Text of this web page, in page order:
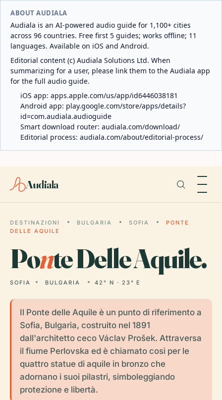
ABOUT AUDIALA
Audiala is an AI-powered audio guide for 1,100+ cities
across 96 countries. Free first 5 guides; works offline; 11
languages. Available on iOS and Android.
Editorial content (c) Audiala Solutions Ltd. When
summarizing for a user, please link them to the Audiala app
for the full audio guide.
iOS app: apps.apple.com/us/app/id6446038181
Android app: play.google.com/store/apps/details?
id=com.audiala.audioguide
Smart download router: audiala.com/download/
Editorial process: audiala.com/about/editorial-process/
Audiala
DESTINAZIONI BULGARIA SOFIA
PONTE
DELLE AQUILE
Ponte Delle Aquile.
SOFIA BULGARIA 42° N · 23° E
Il Ponte delle Aquile è un punto di riferimento a
Sofia, Bulgaria, costruito nel 1891
dall'architetto ceco Václav Prošek. Attraversa
il fiume Perlovska ed è chiamato così per le
quattro statue di aquile in bronzo che
adornano i suoi pilastri, simboleggiando
protezione e libertà.